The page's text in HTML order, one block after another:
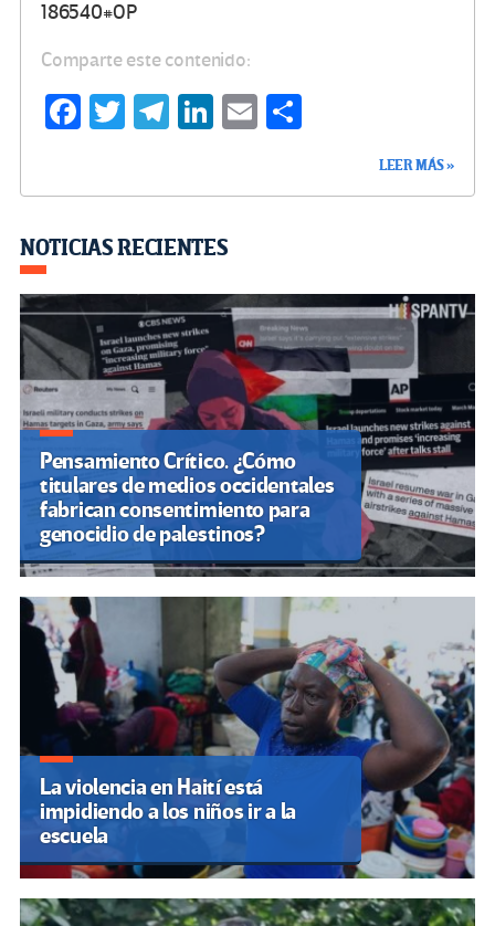
186540#OP
Comparte este contenido:
Fa
o
k
T
Te
m
Li
n
E
tir
LEER MÁS »
NOTICIAS RECIENTES
Pensamiento Crítico. ¿Cómo
titulares de medios occidentales
fabrican consentimiento para
genocidio de palestinos?
La violencia en Haití está
impidiendo a los niños ir a la
escuela